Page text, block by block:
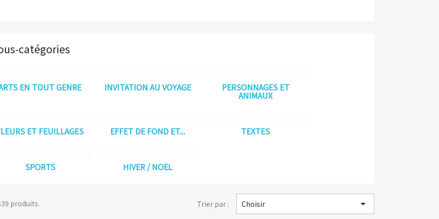
catégories
EN TOUT GENRE INVITATION AU VOYAGE PERSONNAGES ET
ANIMAUX
ET FEUILLAGES EFFET DE FOND ET... TEXTES
SPORTS HIVER / NOEL
produits. Trier par : Choisir 